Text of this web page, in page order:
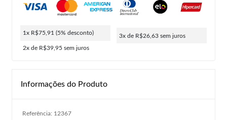
1x R$75,91 (5% desconto)
2x de R$39,95 sem juros
3x de R$26,63 sem juros
Informações do Produto
Referência: 12367